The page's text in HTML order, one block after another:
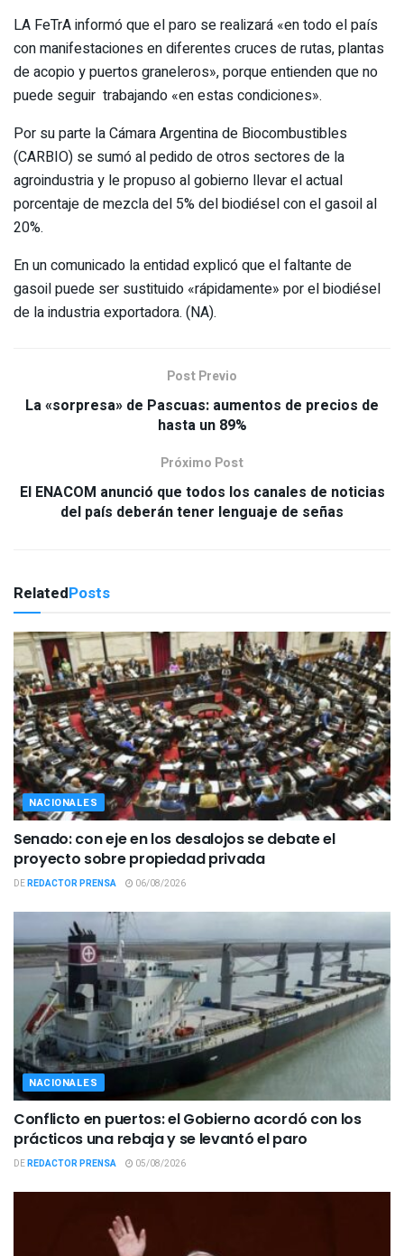
LA FeTrA informó que el paro se realizará «en todo el país
con manifestaciones en diferentes cruces de rutas, plantas
de acopio y puertos graneleros», porque entienden que no
puede seguir trabajando «en estas condiciones».
Por su parte la Cámara Argentina de Biocombustibles
(CARBIO) se sumó al pedido de otros sectores de la
agroindustria y le propuso al gobierno llevar el actual
porcentaje de mezcla del 5% del biodiésel con el gasoil al
20%.
En un comunicado la entidad explicó que el faltante de
gasoil puede ser sustituido «rápidamente» por el biodiésel
de la industria exportadora. (NA).
Post Previo
La «sorpresa» de Pascuas: aumentos de precios de
hasta un 89%
Próximo Post
El ENACOM anunció que todos los canales de noticias
del país deberán tener lenguaje de señas
RelatedPosts
NACIONALES
Senado: con eje en los desalojos se debate el
proyecto sobre propiedad privada
DEREDACTOR PRENSA 06/08/2026
NACIONALES
Conflicto en puertos: el Gobierno acordó con los
prácticos una rebaja y se levantó el paro
DEREDACTOR PRENSA 05/08/2026